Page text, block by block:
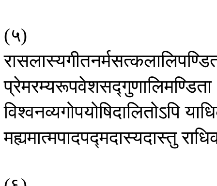
(५)
प्रेमरम्यरूपवेशसद्गुणालिमण्डिता
विश्वनव्यगोपयोषिदालितोऽपि
मह्यमात्मपादपद्मदास्यदास्तु